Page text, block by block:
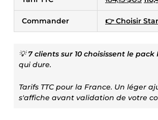
Commander 👉 Choisir
💡7 clients sur 10 choisissent le pack
qui dure.
Tarifs TTC pour la France. Un léger
s'affiche avant validation de votre